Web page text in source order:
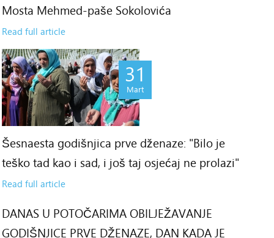
Mosta Mehmed-paše Sokolovića
Read full article
31
Mart
Šesnaesta godišnjica prve dženaze: "Bilo je
teško tad kao i sad, i još taj osjećaj ne prolazi"
Read full article
DANAS U POTOČARIMA OBILJEŽAVANJE
GODIŠNJICE PRVE DŽENAZE, DAN KADA JE